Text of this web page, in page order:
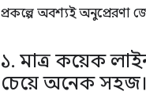
প্রকল্পে অবশ্যই অনুপ্রেরণা
১. মাত্র কয়েক
চেয়ে অনেক সহজ।